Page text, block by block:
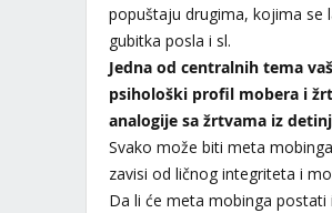
popuštaju drugima, kojima se
gubitka posla i sl.
Jedna od centralnih tema
psihološki profil mobera i
analogije sa žrtvama iz
Svako može biti meta
zavisi od ličnog integriteta i
Da li će meta mobinga postati